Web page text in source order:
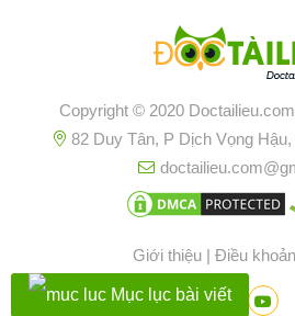
Mục lục bài viết
Copyright © 2020
82 Duy Tân, P Dịch Vọng
Giới thiệu| Điều